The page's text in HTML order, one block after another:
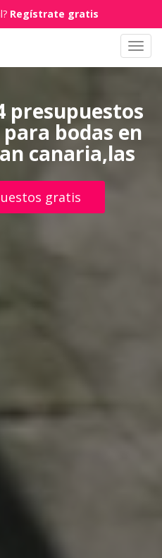
Regístrate gratis
presupuestos
bodas en
canaria,las
gratis